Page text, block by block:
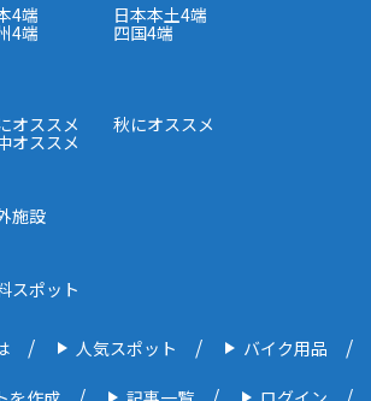
4端 日本本土4端
4端 四国4端
オススメ 秋にオススメ
オススメ
施設
スポット
人気スポット バイク用品